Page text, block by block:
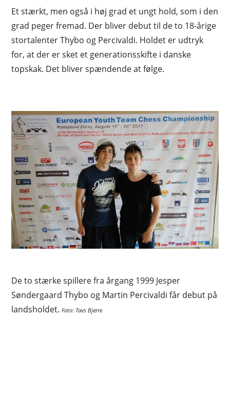
Et stærkt, men også i høj grad et ungt hold, som i den
grad peger fremad. Der bliver debut til de to 18-årige
stortalenter Thybo og Percivaldi. Holdet er udtryk
for, at der er sket et generationsskifte i danske
topskak. Det bliver spændende at følge.
De to stærke spillere fra årgang 1999 Jesper
Søndergaard Thybo og Martin Percivaldi får debut på
landsholdet.Foto: Tavs Bjerre